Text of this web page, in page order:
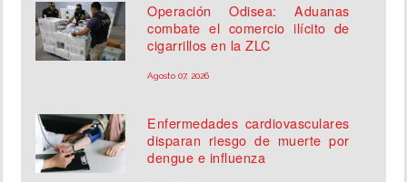
Operación Odisea: Aduanas
combate el comercio ilícito de
cigarrillos en la ZLC
Agosto 07, 2026
Enfermedades cardiovasculares
disparan riesgo de muerte por
dengue e influenza